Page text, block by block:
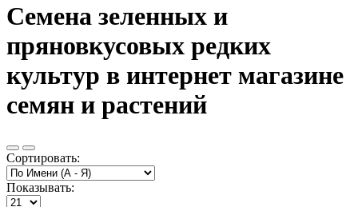
Семена зеленных и
пряновкусовых редких
культур в интернет магазине
семян и растений
Сортировать:
Показывать: